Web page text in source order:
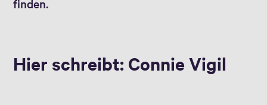
finden.
Hier schreibt: Connie Vigil